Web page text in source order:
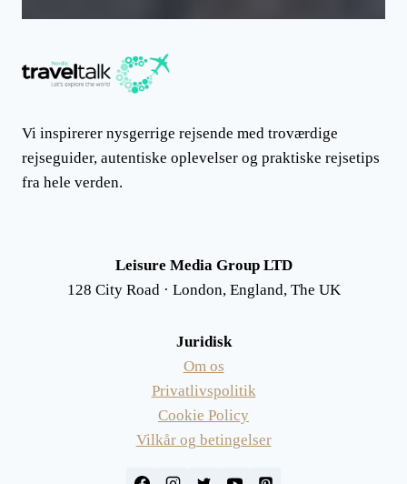
Vi inspirerer nysgerrige rejsende med troværdige
rejseguider, autentiske oplevelser og praktiske rejsetips
fra hele verden.
Leisure Media Group LTD
128 City Road · London, England, The UK
Juridisk
Om os
Privatlivspolitik
Cookie Policy
Vilkår og betingelser